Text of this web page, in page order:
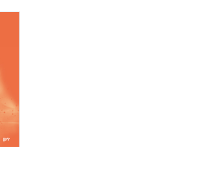
였다. 쓰디쓴 혓바닥은 온갖 사악
한 번도 아니고 두 번씩 쓰다 보
준이는 손으로 오두방정을 떨면서
으로는 최선을 다하기도 하였
게도 이 책을 읽으시는 분들이 계
영배 편집 담당님, 이광재 실장님,